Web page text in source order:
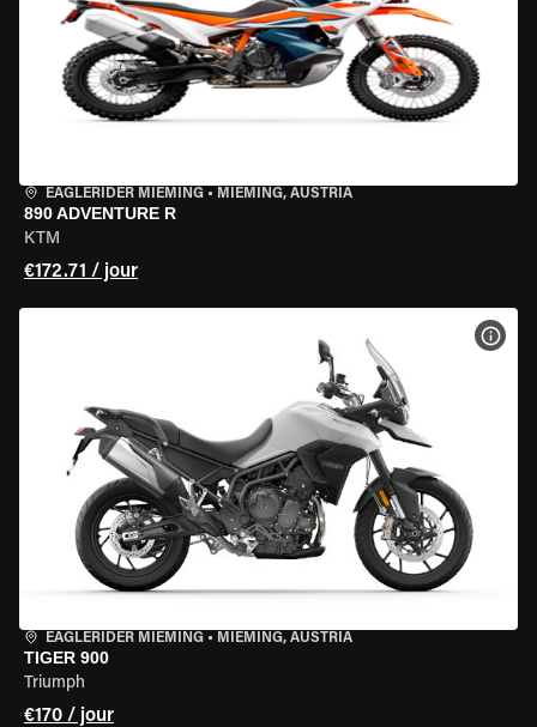
EAGLERIDER MIEMING • MIEMING, AUSTRIA
890 ADVENTURE R
KTM
€172.71 / jour
EAGLERIDER MIEMING • MIEMING, AUSTRIA
TIGER 900
Triumph
€170 / jour